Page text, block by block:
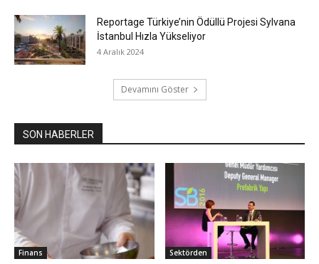
Reportage Türkiye’nin Ödüllü Projesi Sylvana
İstanbul Hızla Yükseliyor
4 Aralık 2024
Devamını Göster
SON HABERLER
Finans Sektörden